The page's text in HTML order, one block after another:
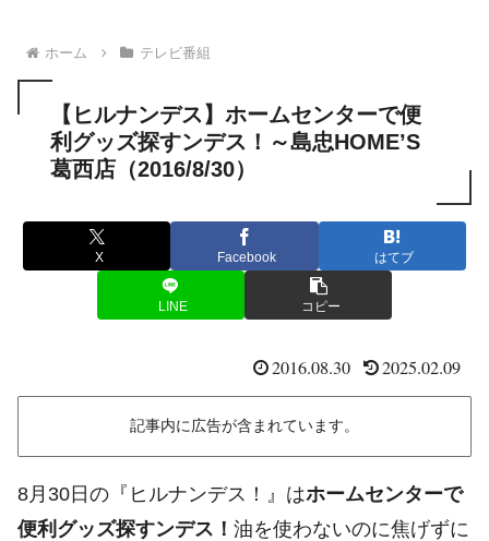
ホーム テレビ番組
【ヒルナンデス】ホームセンターで便
利グッズ探すンデス！～島忠HOME’S
葛西店（2016/8/30）
X Facebook はてブ
LINE コピー
2016.08.30 2025.02.09
記事内に広告が含まれています。
8月30日の『ヒルナンデス！』はホームセンターで
便利グッズ探すンデス！ 油を使わないのに焦げずに